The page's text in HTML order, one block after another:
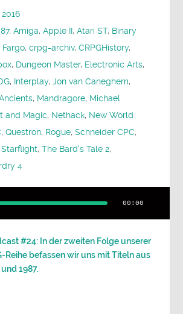
,Amiga,Apple II,Atari ST, Binary
Fargo,crpg-archiv,CRPGHistory,
, Dungeon Master, Electronic Arts,
, Interplay,Jon van Caneghem,
, Mandragore, Michael
and Magic, Nethack, New World
,Questron, Rogue,Schneider CPC,
Starflight,The Bard's Tale 2,
4
00:00
#24: In der zweiten Folge unserer
Reihe befassen wir uns mit Titeln aus
1987.